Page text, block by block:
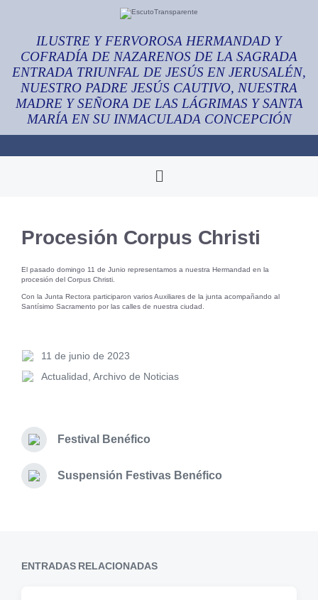
ILUSTRE Y FERVOROSA HERMANDAD Y
COFRADÍA DE NAZARENOS DE LA SAGRADA
ENTRADA TRIUNFAL DE JESÚS EN JERUSALÉN,
NUESTRO PADRE JESÚS CAUTIVO, NUESTRA
MADRE Y SEÑORA DE LAS LÁGRIMAS Y SANTA
MARÍA EN SU INMACULADA CONCEPCIÓN
Procesión Corpus Christi
El pasado domingo 11 de Junio representamos a nuestra Hermandad en la
procesión del Corpus Christi.
Con la Junta Rectora participaron varios Auxiliares de la junta acompañando al
Santísimo Sacramento por las calles de nuestra ciudad.
11 de junio de 2023
Actualidad Archivo de Noticias
Festival Benéfico
Suspensión Festivas Benéfico
ENTRADAS RELACIONADAS